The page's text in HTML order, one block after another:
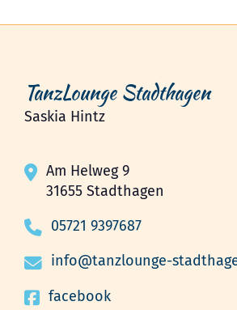
TanzLounge Stadthagen
Saskia Hintz
Am Helweg 9
31655 Stadthagen
05721 9397687
info@tanzlounge-
facebook